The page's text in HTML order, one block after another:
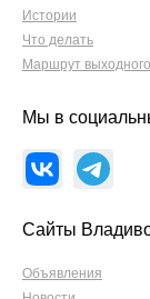
Истории
Что делать
Маршрут
Мы в
Сайты
Объявления